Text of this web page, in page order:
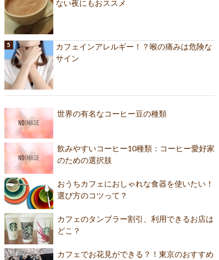
ない夜にもおススメ
カフェインアレルギー！？喉の痛みは危険な
サイン
世界の有名なコーヒー豆の種類
飲みやすいコーヒー10種類：コーヒー愛好家
のための選択肢
おうちカフェにおしゃれな食器を使いたい！
選び方のコツって？
カフェのタンブラー割引、利用できるお店は
どこ？
カフェでお花見ができる？！東京のおすすめ